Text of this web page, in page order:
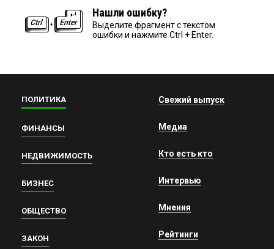
Нашли ошибку?
Выделите фрагмент с текстом
ошибки и нажмите Ctrl + Enter.
ПОЛИТИКА
ФИНАНСЫ
НЕДВИЖИМОСТЬ
БИЗНЕС
ОБЩЕСТВО
ЗАКОН
Свежий выпуск
Медиа
Кто есть кто
Интервью
Мнения
Рейтинги